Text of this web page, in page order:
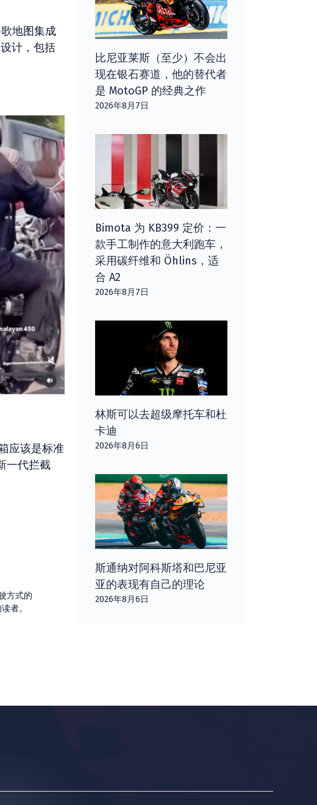
地图集成
计，包括
应该是标准
一代拦截
方式的
者。
比尼亚莱斯（至少）不会出
现在银石赛道，他的替代者
是 MotoGP 的经典之作
2026年8月7日
Bimota 为 KB399 定价：一
款手工制作的意大利跑车，
采用碳纤维和 Öhlins，适
合 A2
2026年8月7日
林斯可以去超级摩托车和杜
卡迪
2026年8月6日
斯通纳对阿科斯塔和巴尼亚
亚的表现有自己的理论
2026年8月6日